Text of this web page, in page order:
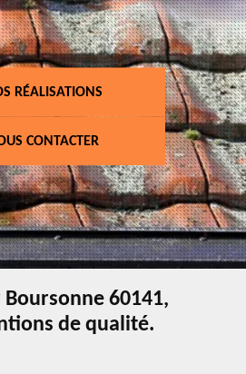
RÉALISATIONS
CONTACTER
60141,
de qualité.